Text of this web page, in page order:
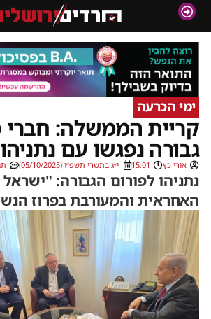
ימי הכרעה
קריית הממשלה: חברי
גבורה נפגשו עם נתניהו
אורי כץ 15:01 י״ג בתשרי תשפ״ו (05/10/2025)
נתניהו לפורום הגבורה:
האחראית והמעורבת בפרוז